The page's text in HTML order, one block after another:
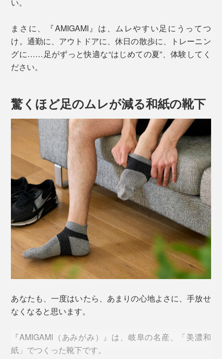
い。
まさに、『AMIGAMI』は、ムレやすい足にうってつ
け。通勤に、アウトドアに、休日の散歩に、トレーニン
グに……足がずっと快適な“はじめての夏”、体験してく
ださい。
驚くほど足のムレが減る和紙の靴下
あなたも、一度はいたら、あまりの心地よさに、手放せ
なくなると思います。
『AMIGAMI（あみがみ）』は、岐阜の名産、「美濃和
紙」でつくった靴下です。